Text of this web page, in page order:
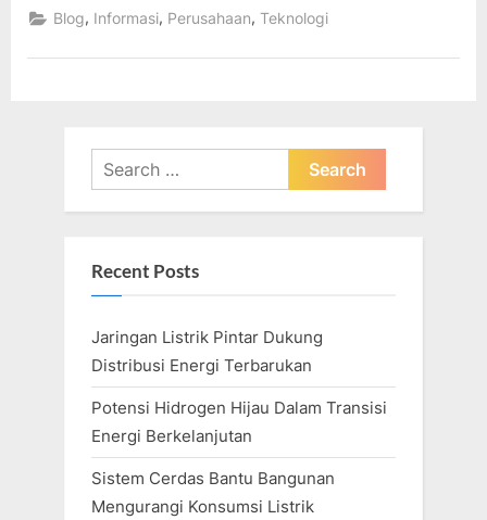
Produsen
Minyak
di
Blog, Informasi, Perusahaan,Teknologi
Search
for:
Recent Posts
Jaringan Listrik Pintar Dukung
Distribusi Energi Terbarukan
Potensi Hidrogen Hijau Dalam Transisi
Energi Berkelanjutan
Sistem Cerdas Bantu Bangunan
Mengurangi Konsumsi Listrik